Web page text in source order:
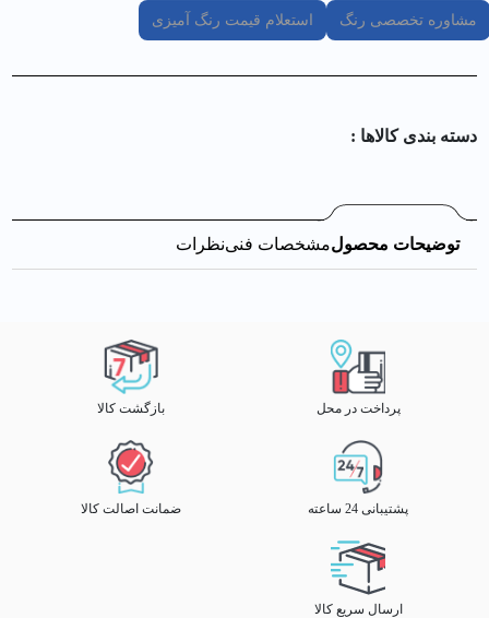
مشاوره تخصصی رنگ استعلام قیمت رنگ آمیزی
دسته بندی کالا‌ها :
توضیحات محصولمشخصات فنینظرات
پرداخت در محل بازگشت کالا
پشتیبانی 24 ساعته ضمانت اصالت کالا
ارسال سریع کالا